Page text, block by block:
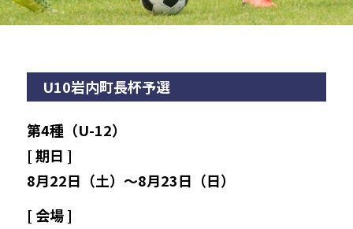
チーム紹介
各種書類
登録・申請
U10岩内町長杯予選
第4種（U-12）
[ 期日 ]
8月22日（土）～8月23日（日）
[ 会場 ]